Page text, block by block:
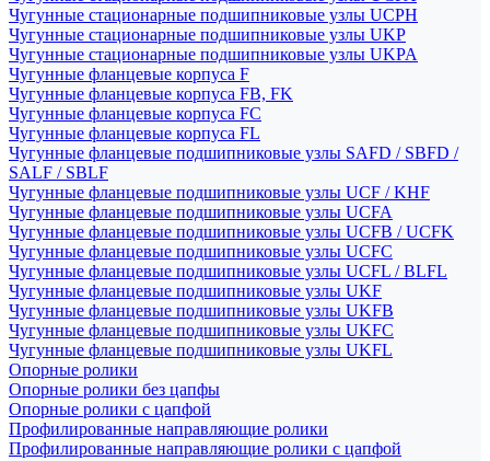
Чугунные стационарные подшипниковые узлы UCPH
Чугунные стационарные подшипниковые узлы UKP
Чугунные стационарные подшипниковые узлы UKPA
Чугунные фланцевые корпуса F
Чугунные фланцевые корпуса FB, FK
Чугунные фланцевые корпуса FC
Чугунные фланцевые корпуса FL
Чугунные фланцевые подшипниковые узлы SAFD / SBFD /
SALF / SBLF
Чугунные фланцевые подшипниковые узлы UCF / KHF
Чугунные фланцевые подшипниковые узлы UCFA
Чугунные фланцевые подшипниковые узлы UCFB / UCFK
Чугунные фланцевые подшипниковые узлы UCFC
Чугунные фланцевые подшипниковые узлы UCFL / BLFL
Чугунные фланцевые подшипниковые узлы UKF
Чугунные фланцевые подшипниковые узлы UKFB
Чугунные фланцевые подшипниковые узлы UKFC
Чугунные фланцевые подшипниковые узлы UKFL
Опорные ролики
Опорные ролики без цапфы
Опорные ролики с цапфой
Профилированные направляющие ролики
Профилированные направляющие ролики с цапфой